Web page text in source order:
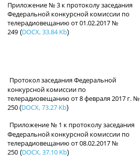
Приложение № 3 к протоколу заседания
Федеральной конкурсной комиссии по
телерадиовещанию от 01.02.2017 №
249 (DOCX, 33.84 Kb)
Протокол заседания Федеральной
конкурсной комиссии по
телерадиовещанию от 8 февраля 2017 г. №
250 (DOCX, 73.27 Kb)
Приложение № 1 к протоколу заседания
Федеральной конкурсной комиссии по
телерадиовещанию от 08.02.2017 №
250 (DOCX, 37.10 Kb)